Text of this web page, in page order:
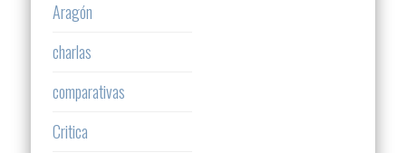
Aragón
charlas
comparativas
Critica